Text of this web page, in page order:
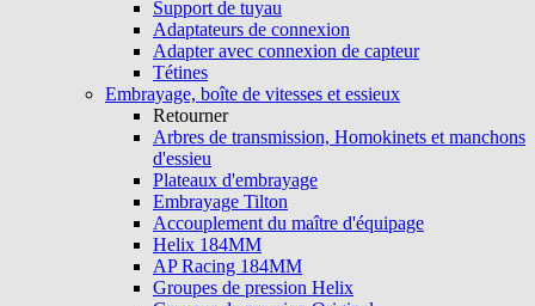
Support de tuyau
Adaptateurs de connexion
Adapter avec connexion de capteur
Tétines
Embrayage, boîte de vitesses et essieux
Retourner
Arbres de transmission, Homokinets et manchons
d'essieu
Plateaux d'embrayage
Embrayage Tilton
Accouplement du maître d'équipage
Helix 184MM
AP Racing 184MM
Groupes de pression Helix